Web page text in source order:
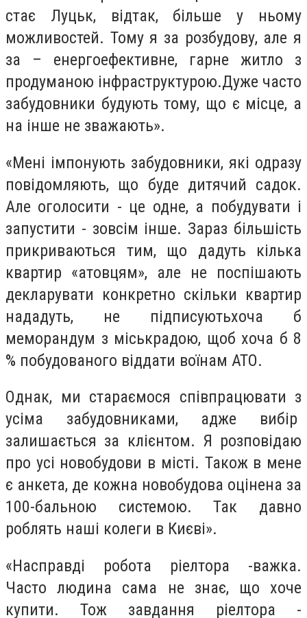
стає Луцьк, відтак, більше у ньому
можливостей. Тому я за розбудову, але я
за – енергоефективне, гарне житло з
продуманою інфраструктурою.Дуже часто
забудовники будують тому, що є місце, а
на інше не зважають».
«Мені імпонують забудовники, які одразу
повідомляють, що буде дитячий садок.
Але оголосити - це одне, а побудувати і
запустити - зовсім інше. Зараз більшість
прикриваються тим, що дадуть кілька
квартир «атовцям», але не поспішають
декларувати конкретно скільки квартир
нададуть, не підписуютьхоча б
меморандум з міськрадою, щоб хоча б 8
% побудованого віддати воїнам АТО.
Однак, ми стараємося співпрацювати з
усіма забудовниками, адже вибір
залишається за клієнтом. Я розповідаю
про усі новобудови в місті. Також в мене
є анкета, де кожна новобудова оцінена за
100-бальною системою. Так давно
роблять наші колеги в Києві».
«Насправді робота ріелтора -важка.
Часто людина сама не знає, що хоче
купити. Тож завдання ріелтора -